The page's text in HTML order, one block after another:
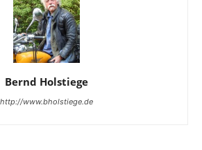
Bernd Holstiege
http://www.bholstiege.de